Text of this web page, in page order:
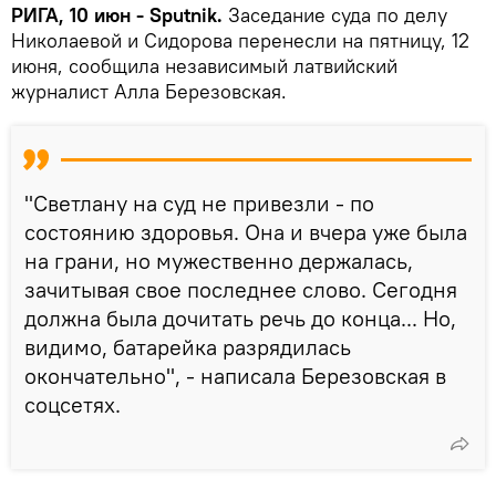
РИГА, 10 июн - Sputnik. Заседание суда по делу
Николаевой и Сидорова перенесли на пятницу, 12
июня, сообщила независимый латвийский
журналист Алла Березовская.
"Светлану на суд не привезли - по
состоянию здоровья. Она и вчера уже была
на грани, но мужественно держалась,
зачитывая свое последнее слово. Сегодня
должна была дочитать речь до конца... Но,
видимо, батарейка разрядилась
окончательно", - написала Березовская в
соцсетях.